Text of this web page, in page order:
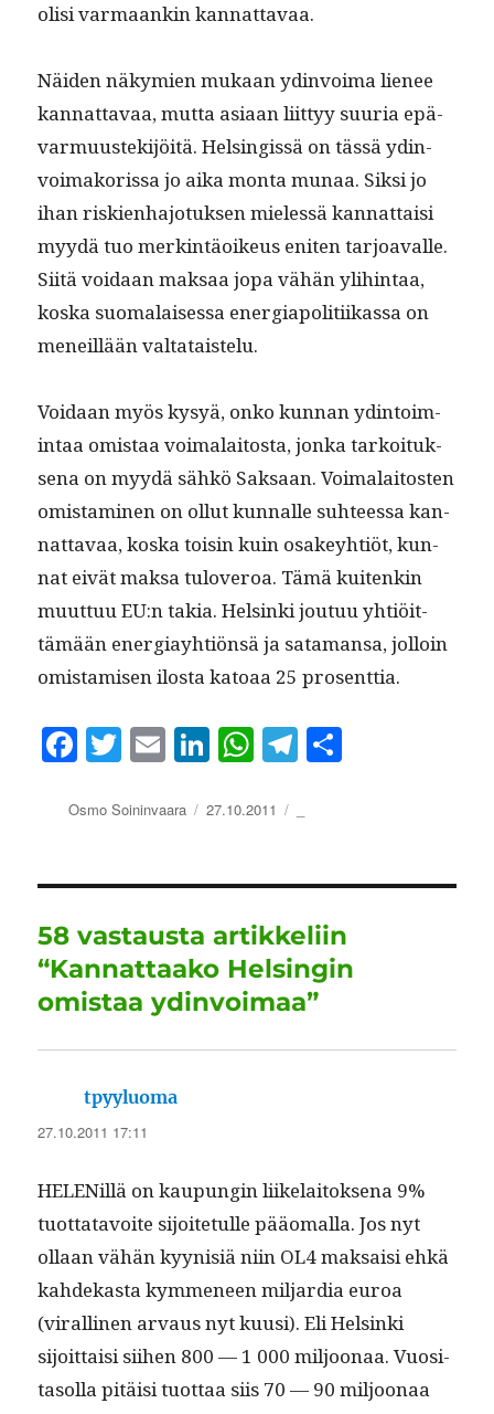
olisi var­maankin kannattavaa.
Näi­den näkymien mukaan ydin­voima lie­nee
kan­nat­tavaa, mut­ta asi­aan liit­tyy suuria epä­
var­muustek­i­jöitä. Helsingis­sä on tässä ydin­
voimako­ris­sa jo aika mon­ta munaa. Sik­si jo
ihan riskien­hajo­tuk­sen mielessä kan­nat­taisi
myy­dä tuo merk­in­täoikeus eniten tar­joavalle.
Siitä voidaan mak­saa jopa vähän yli­hin­taa,
kos­ka suo­ma­laises­sa ener­giapoli­ti­ikas­sa on
meneil­lään valtataistelu.
Voidaan myös kysyä, onko kun­nan ydin­toim­
intaa omis­taa voimalaitos­ta, jon­ka tarkoituk­
se­na on myy­dä sähkö Sak­saan. Voimalaitosten
omis­t­a­mi­nen on ollut kun­nalle suh­teessa kan­
nat­tavaa, kos­ka toisin kuin osakey­htiöt, kun­
nat eivät mak­sa tuloveroa. Tämä kuitenkin
muut­tuu EU:n takia. Helsin­ki joutuu yhtiöit­
tämään ener­giay­htiön­sä ja sata­mansa, jol­loin
omis­tamisen ilosta katoaa 25 prosenttia.
Fa
bo
T
tte
E
ail
Li
ed
W
ts
pp
Te
gr
m
Kirjoittaja
Osmo Soininvaara Julkaistu
27.10.2011
58 vastausta artikkeliin
“Kannattaako Helsingin
omistaa ydinvoimaa”
tpyyluoma
27.10.2011 17:11
HELE­Nil­lä on kaupun­gin liike­laitok­se­na 9%
tuot­tatavoite sijoite­tulle pääo­ma­l­la. Jos nyt
ollaan vähän kyynisiä niin OL4 mak­saisi ehkä
kahdekas­ta kymme­neen mil­jar­dia euroa
(viralli­nen arvaus nyt kuusi). Eli Helsin­ki
sijoit­taisi siihen 800 — 1 000 miljoon­aa. Vuosi­
ta­sol­la pitäisi tuot­taa siis 70 — 90 miljoon­aa